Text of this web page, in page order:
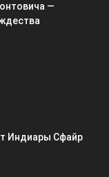
—
Индиары Сфайр